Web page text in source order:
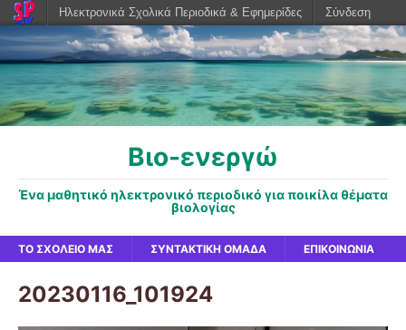
Βιο-ενεργώ
Ένα μαθητικό ηλεκτρονικό περιοδικό για ποικίλα θέματα
βιολογίας
ΤΟ ΣΧΟΛΕΊΟ ΜΑΣ ΣΥΝΤΑΚΤΙΚΉ ΟΜΆΔΑ ΕΠΙΚΟΙΝΩΝΊΑ
20230116_101924
Ηλεκτρονικά Σχολικά Περιοδικά & Εφημερίδες Σύνδεση